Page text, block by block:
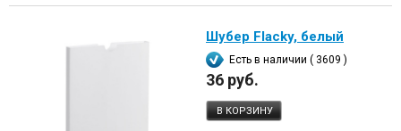
Шубер Flacky, белый
Есть в наличии ( 3609 )
36 руб.
В КОРЗИНУ